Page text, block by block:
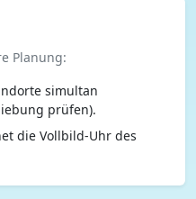
Planung:
simultan
prüfen).
die Vollbild-Uhr des